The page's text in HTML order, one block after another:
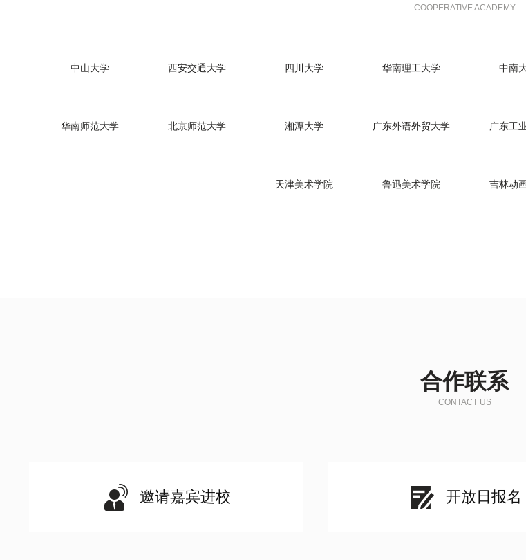
COOPERATIVE ACADEMY
中山大学 西安交通大学 四川大学 华南理工大学 中南
华南师范大学 北京师范大学 湘潭大学 广东外语外贸大学 广东工
天津美术学院 鲁迅美术学院 吉林动
合作联系
CONTACT US
邀请嘉宾进校 开放日报名